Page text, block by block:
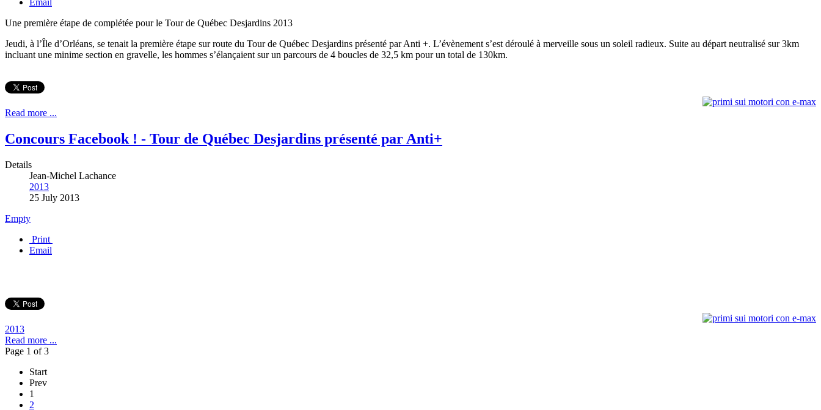
Une première étape de complétée pour le Tour de Québec Desjardins 2013
Jeudi, à l’Île d’Orléans, se tenait la première étape sur route du Tour de Québec Desjardins présenté par Anti +. L’évènement s’est déroulé à merveille sous un soleil radieux. Suite au départ neutralisé sur 3km
incluant une minime section en gravelle, les hommes s’élançaient sur un parcours de 4 boucles de 32,5 km pour un total de 130km.
Read more ...
Concours Facebook ! - Tour de Québec Desjardins présenté par Anti+
Details
Jean-Michel Lachance
2013
25 July 2013
Empty
Print
Email
2013
Read more ...
Page 1 of 3
Start
Prev
1
2